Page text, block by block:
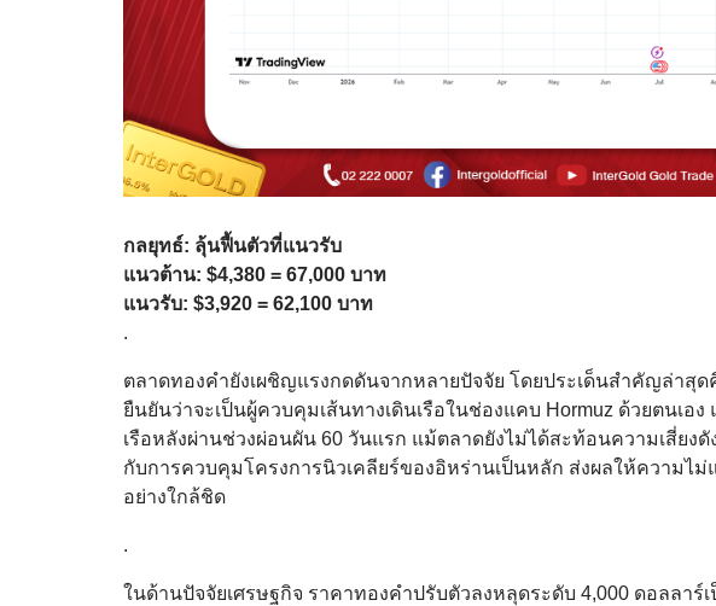
กลยุทธ์: ลุ้นฟื้นตัวที่แนวรับ
แนวต้าน: $4,380 = 67,000 บาท
แนวรับ: $3,920 = 62,100 บาท
.
ตลาดทองคำยังเผชิญแรงกดดันจากหลายปัจจัย โดยประเด็นสำคัญล่า
ยืนยันว่าจะเป็นผู้ควบคุมเส้นทางเดินเรือในช่องแคบ Hormuz ด้วยตนเอ
เรือหลังผ่านช่วงผ่อนผัน 60 วันแรก แม้ตลาดยังไม่ได้สะท้อนความเสี่ย
กับการควบคุมโครงการนิวเคลียร์ของอิหร่านเป็นหลัก ส่งผลให้ความไ
อย่างใกล้ชิด
.
ในด้านปัจจัยเศรษฐกิจ ราคาทองคำปรับตัวลงหลุดระดับ 4,000 ดอลลาร์